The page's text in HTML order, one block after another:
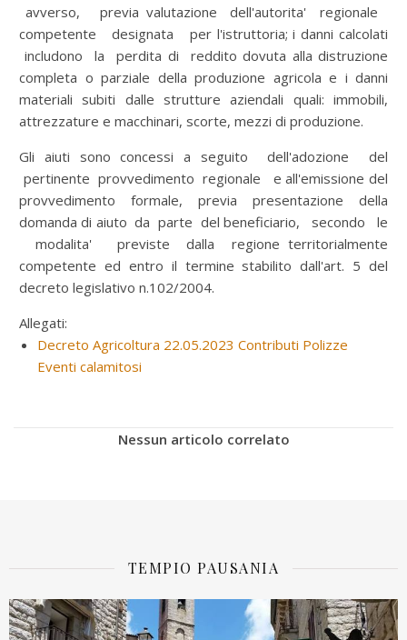
avverso, previa valutazione dell'autorita' regionale
competente designata per l'istruttoria; i danni calcolati
includono la perdita di reddito dovuta alla distruzione
completa o parziale della produzione agricola e i danni
materiali subiti dalle strutture aziendali quali: immobili,
attrezzature e macchinari, scorte, mezzi di produzione.
Gli aiuti sono concessi a seguito dell'adozione del
pertinente provvedimento regionale e all'emissione del
provvedimento formale, previa presentazione della
domanda di aiuto da parte del beneficiario, secondo le
modalita' previste dalla regione territorialmente
competente ed entro il termine stabilito dall'art. 5 del
decreto legislativo n.102/2004.
Allegati:
Decreto Agricoltura 22.05.2023 Contributi Polizze
Eventi calamitosi
Nessun articolo correlato
TEMPIO PAUSANIA